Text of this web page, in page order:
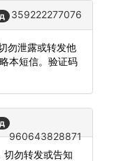
359222277076
勿泄露或转发他
本短信。验证码
960643828871
切勿转发或告知